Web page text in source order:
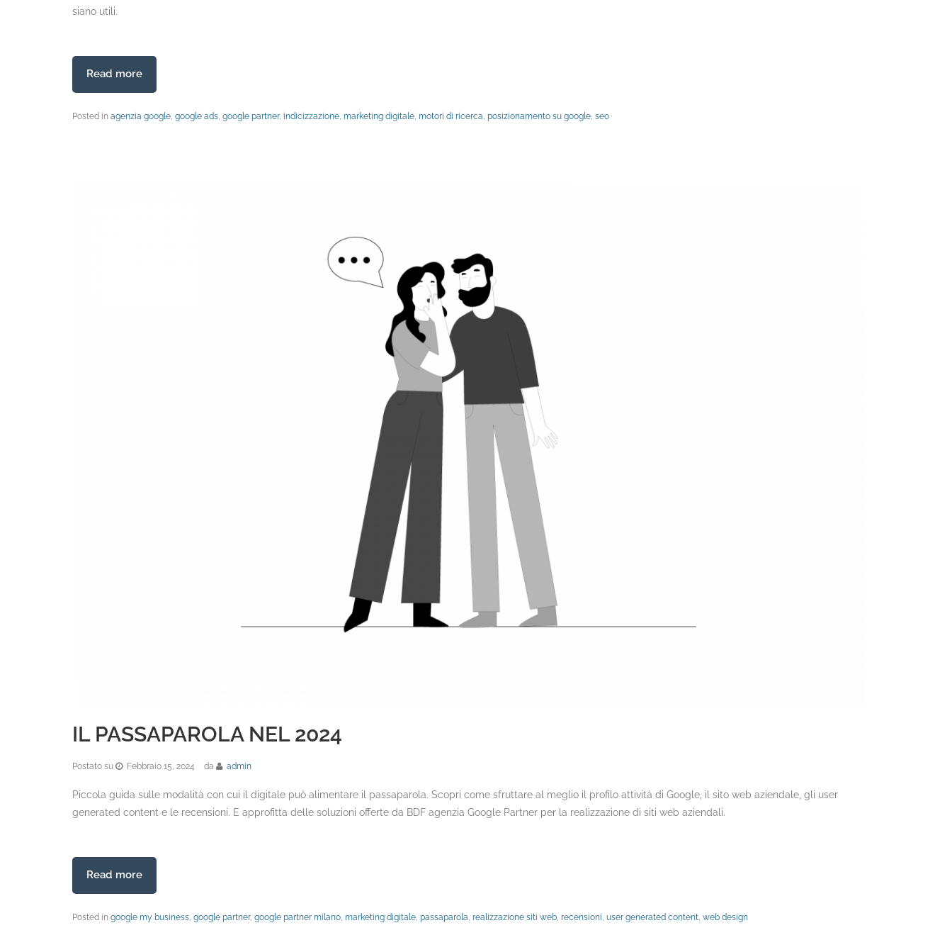
siano utili.
Read more
Posted in agenzia google, google ads, google partner, indicizzazione, marketing digitale, motori di ricerca, posizionamento su google, seo
IL PASSAPAROLA NEL 2024
Postato su Febbraio 15, 2024 da admin
Piccola guida sulle modalità con cui il digitale può alimentare il passaparola. Scopri come sfruttare al meglio il profilo attività di Google, il sito web aziendale, gli user
generated content e le recensioni. E approfitta delle soluzioni offerte da BDF agenzia Google Partner per la realizzazione di siti web aziendali.
Read more
Posted in google my business, google partner, google partner milano, marketing digitale, passaparola, realizzazione siti web, recensioni, user generated content, web design